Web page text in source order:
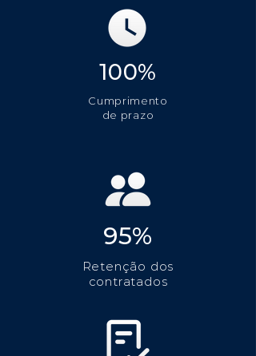
100%
Cumprimento
de prazo
95%
Retenção dos
contratados